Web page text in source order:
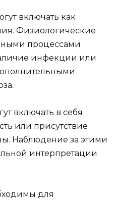
включать как
Физиологические
процессами
инфекции или
включать в себя
или присутствие
Наблюдение за этими
интерпретации
для